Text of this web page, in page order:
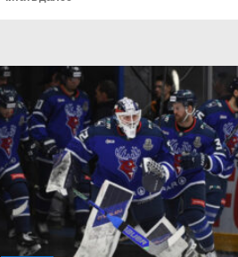
однолетний
контракт
с
«Салаватом
Юлаевым»